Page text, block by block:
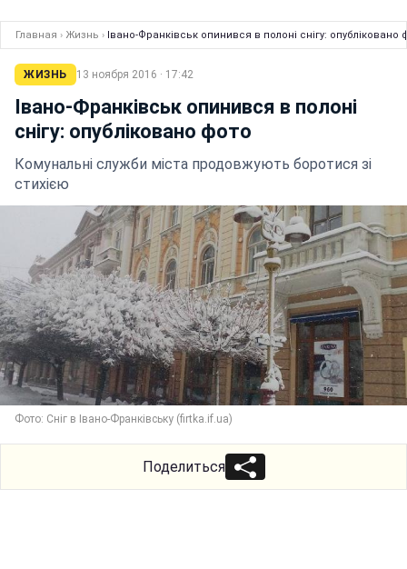
Главная › Жизнь › Івано-Франківськ опинився в полоні снігу: опубліковано
ЖИЗНЬ 13 ноября 2016 · 17:42
Івано-Франківськ опинився в полоні
снігу: опубліковано фото
Комунальні служби міста продовжують боротися зі
стихією
Фото: Сніг в Івано-Франківську (firtka.if.ua)
Поделиться